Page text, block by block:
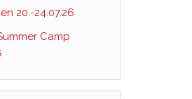
20.-24.07.26
Camp